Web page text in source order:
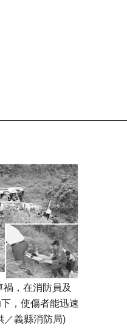
，在消防員及
，使傷者能迅速
／義縣消防局)